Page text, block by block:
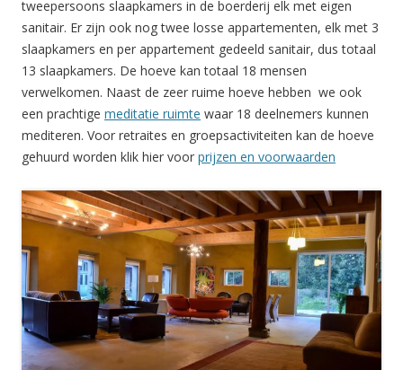
tweepersoons slaapkamers in de boerderij elk met eigen
sanitair. Er zijn ook nog twee losse appartementen, elk met 3
slaapkamers en per appartement gedeeld sanitair, dus totaal
13 slaapkamers. De hoeve kan totaal 18 mensen
verwelkomen. Naast de zeer ruime hoeve hebben we ook
een prachtige meditatie ruimte waar 18 deelnemers kunnen
mediteren. Voor retraites en groepsactiviteiten kan de hoeve
gehuurd worden klik hier voor prijzen en voorwaarden